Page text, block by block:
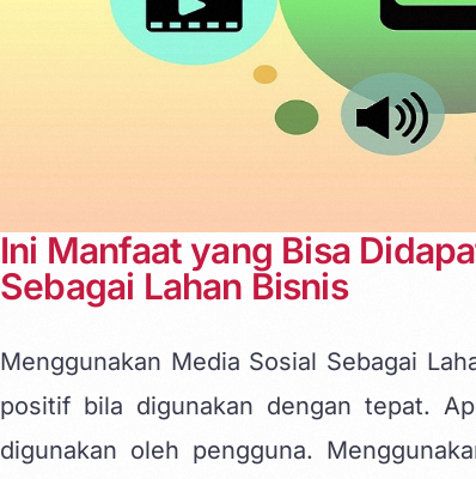
Ini Manfaat yang Bisa
Sebagai Lahan Bisnis
Menggunakan Media Sosial Sebagai
positif bila digunakan dengan tepat.
digunakan oleh pengguna.